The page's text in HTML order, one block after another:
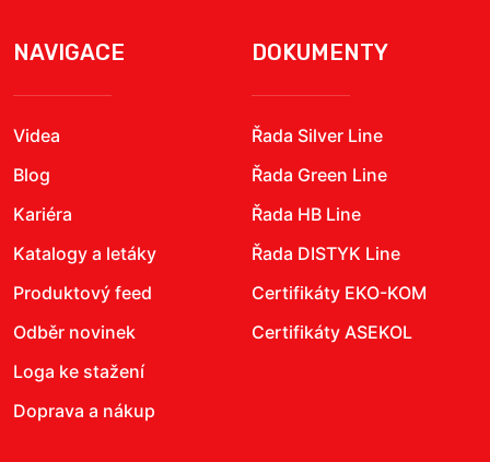
NAVIGACE
Videa
Blog
Kariéra
Katalogy a letáky
Produktový feed
Odběr novinek
Loga ke stažení
Doprava a nákup
DOKUMENTY
Řada Silver Line
Řada Green Line
Řada HB Line
Řada DISTYK Line
Certifikáty EKO-KOM
Certifikáty ASEKOL